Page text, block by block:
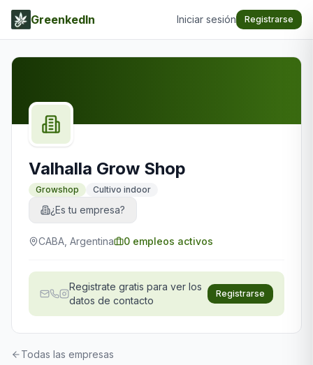
GreenkedIn Iniciar sesión Registrarse
Valhalla Grow Shop
Growshop Cultivo indoor
¿Es tu empresa?
CABA, Argentina 0 empleos activos
Registrate gratis para ver los
datos de contacto
Registrarse
Todas las empresas